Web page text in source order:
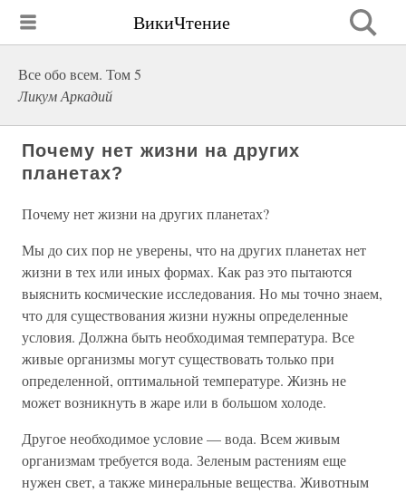
ВикиЧтение
Все обо всем. Том 5
Ликум Аркадий
Почему нет жизни на других
планетах?
Почему нет жизни на других планетах?
Мы до сих пор не уверены, что на других планетах нет
жизни в тех или иных формах. Как раз это пытаются
выяснить космические исследования. Но мы точно знаем,
что для существования жизни нужны определенные
условия. Должна быть необходимая температура. Все
живые организмы могут существовать только при
определенной, оптимальной температуре. Жизнь не
может возникнуть в жаре или в большом холоде.
Другое необходимое условие — вода. Всем живым
организмам требуется вода. Зеленым растениям еще
нужен свет, а также минеральные вещества. Животным